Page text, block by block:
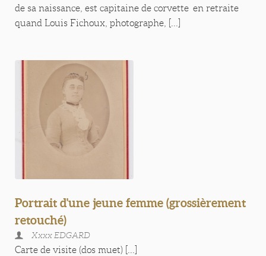
de sa naissance, est capitaine de corvette en retraite
quand Louis Fichoux, photographe, [...]
Portrait d'une jeune femme (grossièrement
retouché)
Xxxx EDGARD
Carte de visite (dos muet) [...]